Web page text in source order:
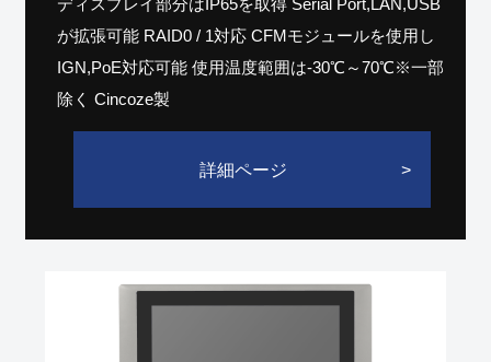
ディスプレイ部分はIP65を取得 Serial Port,LAN,USB
が拡張可能 RAID0 / 1対応 CFMモジュールを使用し
IGN,PoE対応可能 使用温度範囲は-30℃～70℃※一部
除く Cincoze製
詳細ページ